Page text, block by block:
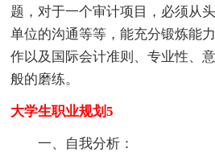
题，对于一个审计项目，必须从
单位的沟通等等，能充分锻炼能
作以及国际会计准则、专业性、
般的磨练。
大学生职业规划5
一、自我分析：